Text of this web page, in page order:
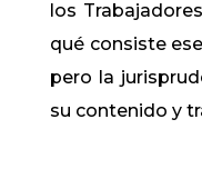
los
qué consiste
pero la
su contenido y